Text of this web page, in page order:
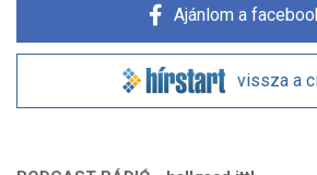
Ajánlom a
vissza a